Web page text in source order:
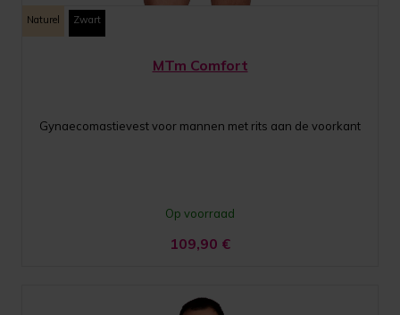
Naturel Zwart
MTm Comfort
Gynaecomastievest voor mannen met rits aan de voorkant
Op voorraad
109,90 €